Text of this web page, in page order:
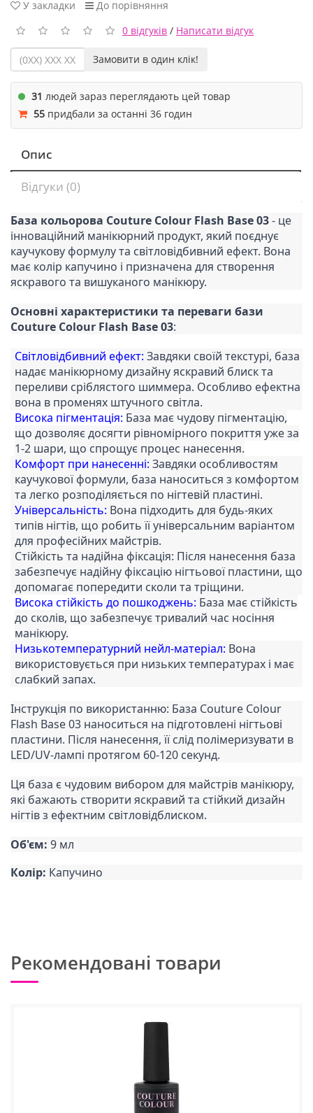
У закладки
До порівняння
0 відгуків / Написати відгук
Замовити в один клік!
31 людей зараз переглядають цей товар
55 придбали за останні 36 годин
Опис
Відгуки (0)
База кольорова Couture Colour Flash Base 03- це
інноваційний манікюрний продукт, який поєднує
каучукову формулу та світловідбивний ефект. Вона
має колір капучино і призначена для створення
яскравого та вишуканого манікюру.
Основні характеристики та переваги бази
Couture Colour Flash Base 03:
Світловідбивний ефект: Завдяки своїй текстурі, база
надає манікюрному дизайну яскравий блиск та
переливи сріблястого шиммера. Особливо ефектна
вона в променях штучного світла.
Висока пігментація: База має чудову пігментацію,
що дозволяє досягти рівномірного покриття уже за
1-2 шари, що спрощує процес нанесення.
Комфорт при нанесенні: Завдяки особливостям
каучукової формули, база наноситься з комфортом
та легко розподіляється по нігтевій пластині.
Універсальність: Вона підходить для будь-яких
типів нігтів, що робить її універсальним варіантом
для професійних майстрів.
Стійкість та надійна фіксація: Після нанесення база
забезпечує надійну фіксацію нігтьової пластини, що
допомагає попередити сколи та тріщини.
Висока стійкість до пошкоджень: База має стійкість
до сколів, що забезпечує тривалий час носіння
манікюру.
Низькотемпературний нейл-матеріал: Вона
використовується при низьких температурах і має
слабкий запах.
Інструкція по використанню: База Couture Colour
Flash Base 03 наноситься на підготовлені нігтьові
пластини. Після нанесення, її слід полімеризувати в
LED/UV-лампі протягом 60-120 секунд.
Ця база є чудовим вибором для майстрів манікюру,
які бажають створити яскравий та стійкий дизайн
нігтів з ефектним світловідблиском.
Об'єм: 9 мл
Колір: Капучино
Рекомендовані товари